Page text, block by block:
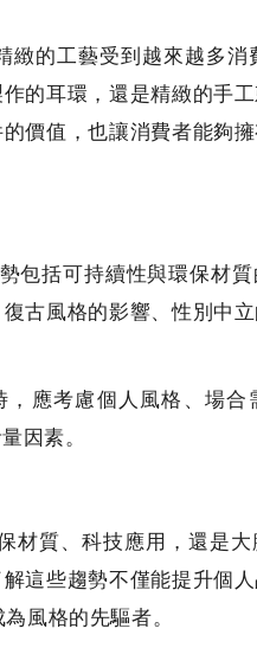
的工藝受到越來越多消
的耳環，還是精緻的手
價值，也讓消費者能夠
包括可持續性與環保材
古風格的影響、性別中
應考慮個人風格、場合
因素。
質、科技應用，還是大
這些趨勢不僅能提升個
風格的先驅者。